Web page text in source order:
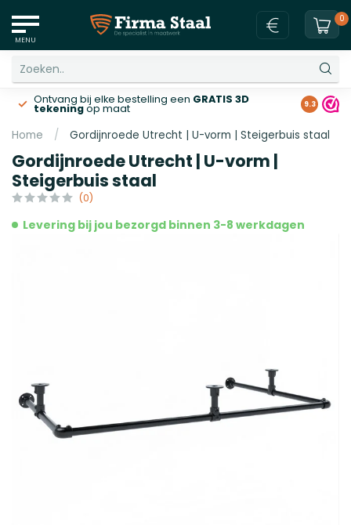
MENU
0
Ontvang bij elke bestelling een GRATIS 3D
tekeningop maat Gratis
9.3
Home / Gordijnroede Utrecht | U-vorm | Steigerbuis staal
Gordijnroede Utrecht | U-vorm |
Steigerbuis staal
(0)
Levering bij jou bezorgd binnen 3-8 werkdagen